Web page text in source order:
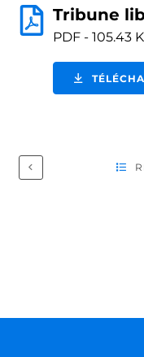
Tribune
PDF - 105.43